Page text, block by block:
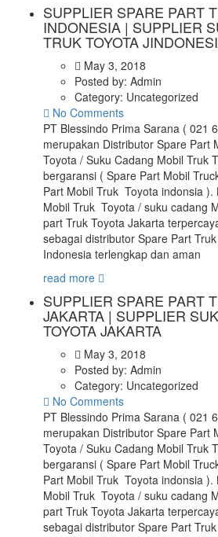
SUPPLIER SPARE PART
INDONESIA | SUPPLIER
TRUK TOYOTA
May 3, 2018
Posted by: Admin
Category: Uncategorized
No Comments
PT Blessindo Prima Sarana ( 021
merupakan Distributor Spare Part
Toyota / Suku Cadang Mobil Truk
bergaransi ( Spare Part Mobil
Part Mobil Truk Toyota indonsia
Mobil Truk Toyota / suku cadang
part Truk Toyota Jakarta
sebagai distributor Spare Part
Indonesia terlengkap dan aman
read more
SUPPLIER SPARE PART
JAKARTA | SUPPLIER
TOYOTA JAKARTA
May 3, 2018
Posted by: Admin
Category: Uncategorized
No Comments
PT Blessindo Prima Sarana ( 021
merupakan Distributor Spare Part
Toyota / Suku Cadang Mobil Truk
bergaransi ( Spare Part Mobil
Part Mobil Truk Toyota indonsia
Mobil Truk Toyota / suku cadang
part Truk Toyota Jakarta
sebagai distributor Spare Part